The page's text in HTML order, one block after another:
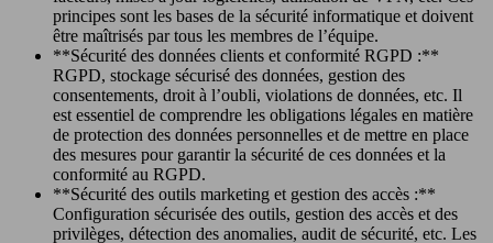
principes sont les bases de la sécurité informatique et doivent
être maîtrisés par tous les membres de l’équipe.
**Sécurité des données clients et conformité RGPD :**
RGPD, stockage sécurisé des données, gestion des
consentements, droit à l’oubli, violations de données, etc. Il
est essentiel de comprendre les obligations légales en matière
de protection des données personnelles et de mettre en place
des mesures pour garantir la sécurité de ces données et la
conformité au RGPD.
**Sécurité des outils marketing et gestion des accès :**
Configuration sécurisée des outils, gestion des accès et des
privilèges, détection des anomalies, audit de sécurité, etc. Les